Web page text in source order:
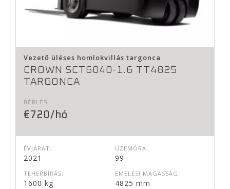
Vezető üléses homlokvillás targonca
CROWN SCT6040-1.6 TT4825
TARGONCA
BÉRLÉS
€720/hó
ÉVJÁRAT:
2021
ÜZEMÓRA:
99
TEHERBÍRÁS:
1600 kg
EMELÉSI MAGASSÁG:
4825 mm